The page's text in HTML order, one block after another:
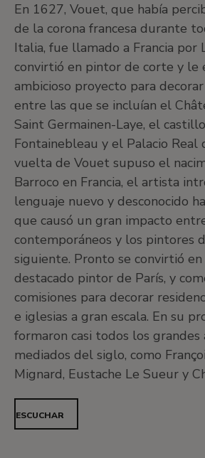
En 1627, Vouet, que había
de la corona francesa durante
Italia, fue llamado a Francia por
convirtió en pintor de corte y le
ambicioso proyecto para decorar
entre las que se incluían el
Saint Germainen-Laye, el
Fontainebleau y el Palacio Real
vuelta de Vouet supuso el
Barroco en Francia, el artista
lenguaje nuevo y desconocido
que causó un gran impacto
contemporáneos y los pintores
siguiente. Pronto se convirtió en
destacado pintor de París, y
comisiones para decorar
e iglesias a gran escala. En su
formaron casi todos los
mediados del siglo, como
Mignard, Eustache Le Sueur y
ESCUCHAR